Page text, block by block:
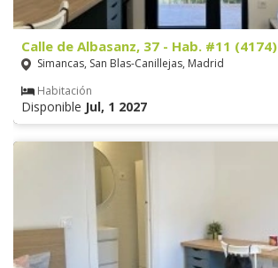
Calle de Albasanz, 37 - Hab. #11 (4174)
Simancas, San Blas-Canillejas, Madrid
Habitación
Disponible Jul, 1 2027